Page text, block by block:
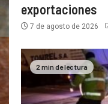
exportaciones
7 de agosto de 2026
2 min de lectura